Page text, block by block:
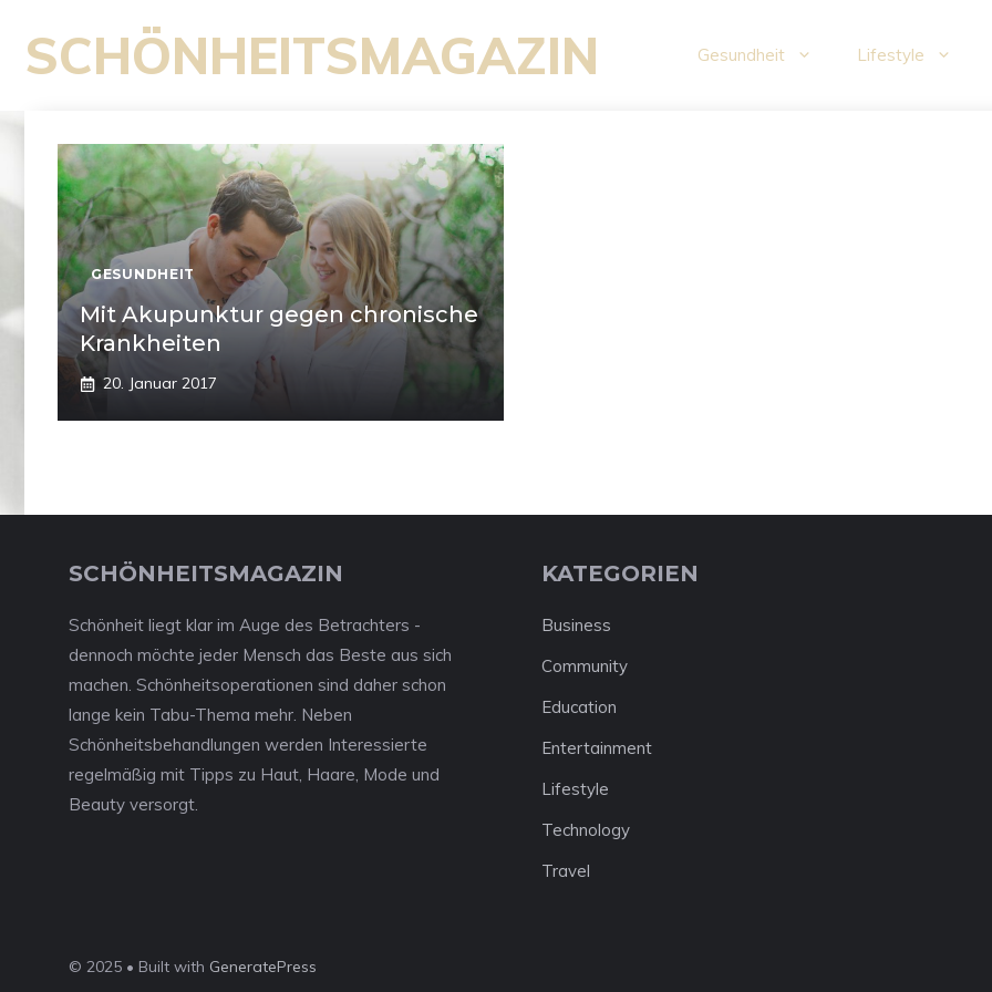
Inhalt
springen
SCHÖNHEITSMAGAZIN Gesundheit Lifestyle
GESUNDHEIT
Mit Akupunktur gegen chronische
Krankheiten
20. Januar 2017
SCHÖNHEITSMAGAZIN
Schönheit liegt klar im Auge des Betrachters -
dennoch möchte jeder Mensch das Beste aus sich
machen. Schönheitsoperationen sind daher schon
lange kein Tabu-Thema mehr. Neben
Schönheitsbehandlungen werden Interessierte
regelmäßig mit Tipps zu Haut, Haare, Mode und
Beauty versorgt.
KATEGORIEN
Business
Community
Education
Entertainment
Lifestyle
Technology
Travel
© 2025 • Built with GeneratePress